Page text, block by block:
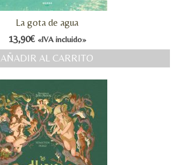
La gota de agua
13,90€ «IVA incluido»
AÑADIR AL CARRITO